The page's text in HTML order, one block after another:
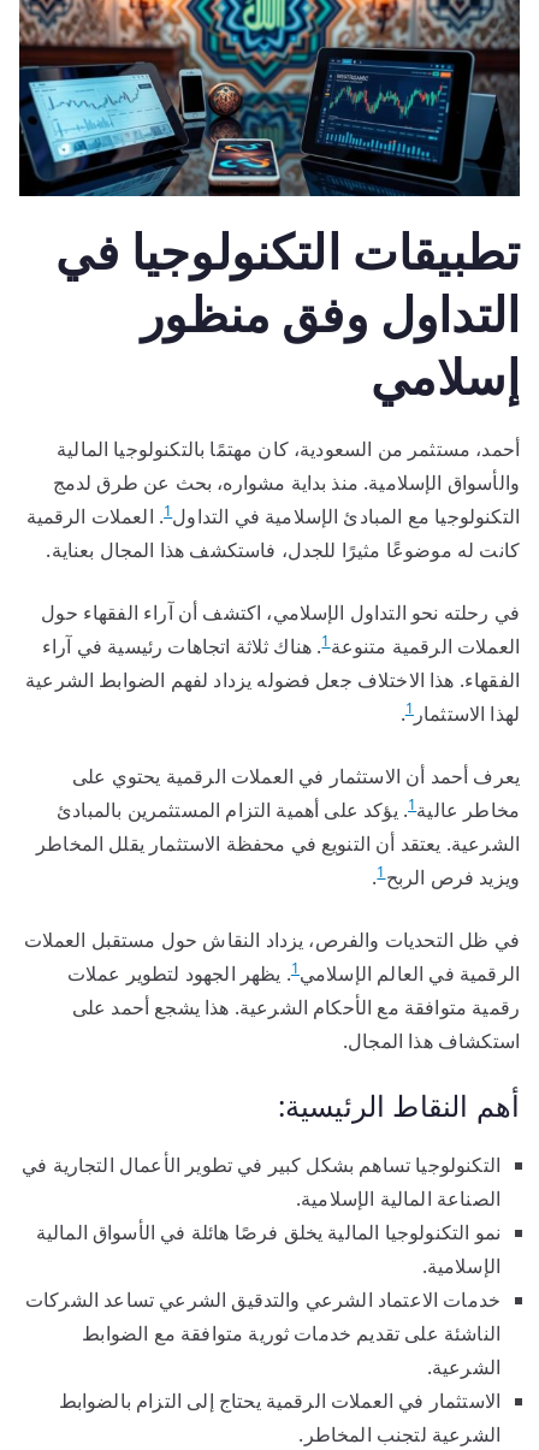
تطبيقات التكنولوجيا في
التداول وفق منظور
إسلامي
أحمد، مستثمر من السعودية، كان مهتمًا بالتكنولوجيا المالية
والأسواق الإسلامية. منذ بداية مشواره، بحث عن طرق لدمج
التكنولوجيا مع المبادئ الإسلامية في التداول1. العملات الرقمية
كانت له موضوعًا مثيرًا للجدل، فاستكشف هذا المجال بعناية.
في رحلته نحو التداول الإسلامي، اكتشف أن آراء الفقهاء حول
العملات الرقمية متنوعة1. هناك ثلاثة اتجاهات رئيسية في آراء
الفقهاء. هذا الاختلاف جعل فضوله يزداد لفهم الضوابط الشرعية
لهذا الاستثمار1
.
يعرف أحمد أن الاستثمار في العملات الرقمية يحتوي على
مخاطر عالية1. يؤكد على أهمية التزام المستثمرين بالمبادئ
الشرعية. يعتقد أن التنويع في محفظة الاستثمار يقلل المخاطر
ويزيد فرص الربح1
.
في ظل التحديات والفرص، يزداد النقاش حول مستقبل العملات
الرقمية في العالم الإسلامي1. يظهر الجهود لتطوير عملات
رقمية متوافقة مع الأحكام الشرعية. هذا يشجع أحمد على
استكشاف هذا المجال.
أهم النقاط الرئيسية:
التكنولوجيا تساهم بشكل كبير في تطوير الأعمال التجارية في
الصناعة المالية الإسلامية.
نمو التكنولوجيا المالية يخلق فرصًا هائلة في الأسواق المالية
الإسلامية.
خدمات الاعتماد الشرعي والتدقيق الشرعي تساعد الشركات
الناشئة على تقديم خدمات ثورية متوافقة مع الضوابط
الشرعية.
الاستثمار في العملات الرقمية يحتاج إلى التزام بالضوابط
الشرعية لتجنب المخاطر.